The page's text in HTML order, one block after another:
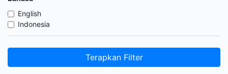
English
Indonesia
Terapkan Filter